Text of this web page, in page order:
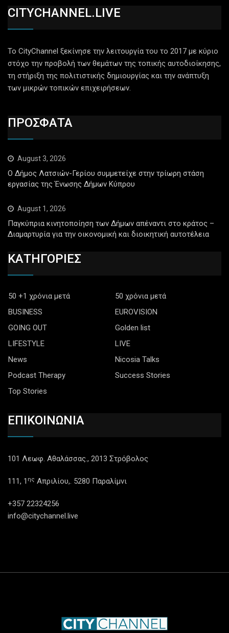
CITYCHANNEL.LIVE
Το CityChannel ξεκίνησε την λειτουργία του το 2017 με κύριο
στόχο την προβολή των θεμάτων της τοπικής αυτοδιοίκησης,
τη στήριξη της πολιτιστικής δημιουργίας και την ανάπτυξη
των μικρών τοπικών επιχειρήσεων.
ΠΡΟΣΦΑΤΑ
August 3, 2026
Ο Δήμος Λατσιών-Γερίου συμμετείχε στην τρίωρη στάση
εργασίας της Ένωσης Δήμων Κύπρου
August 1, 2026
Παγκύπρια κινητοποίηση των Δήμων απέναντι στο κράτος –
Διαμαρτυρία για την οικονομική και διοικητική αυτοτέλεια
ΚΑΤΗΓΟΡΙΕΣ
50 +1 χρόνια μετά
50 χρόνια μετά
BUSINESS
EUROVISION
GOING OUT
Golden list
LIFESTYLE
LIVE
News
Nicosia Talks
Podcast Therapy
Success Stories
Top Stories
ΕΠΙΚΟΙΝΩΝΙΑ
101 Λεωφ. Αθαλάσσας., 2013 Στρόβολος
111, 1 ης Απριλίου,. 5280 Παραλίμνι
+357 22324256
info@citychannel.live